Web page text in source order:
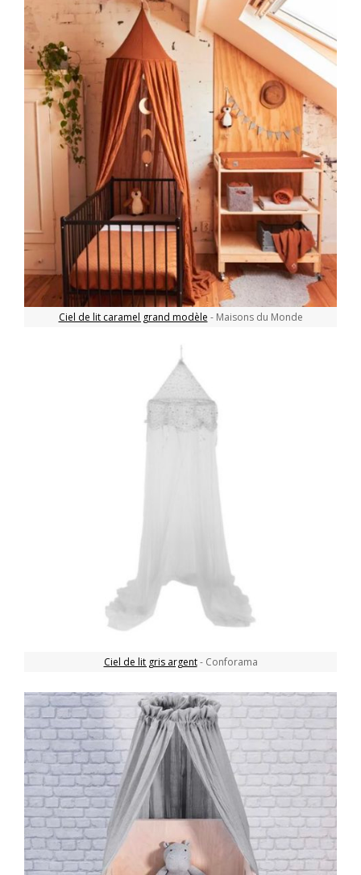
Ciel de lit caramel grand modèle - Maisons du Monde
Ciel de lit gris argent- Conforama